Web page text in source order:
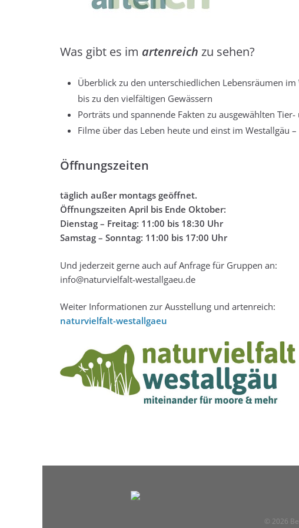
Was gibt es im artenreich zu sehen?
Überblick zu den unterschiedlichen Lebensräumen
bis zu den vielfältigen Gewässern
Porträts und spannende Fakten zu ausgewählten
Filme über das Leben heute und einst im Westallgäu
Öffnungszeiten
täglich außer montags geöffnet.
Öffnungszeiten April bis Ende Oktober:
Dienstag – Freitag: 11:00 bis 18:30 Uhr
Samstag – Sonntag: 11:00 bis 17:00 Uhr
Und jederzeit gerne auch auf Anfrage für Gruppen an:
info@naturvielfalt-westallgaeu.de
Weiter Informationen zur Ausstellung und artenreich:
naturvielfalt-westallgaeu
© 2026